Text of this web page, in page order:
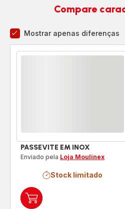
Compare
Mostrar apenas diferenças
Adicionar
PASSEVITE EM INOX
Enviado pela Loja Moulinex
Stock limitado